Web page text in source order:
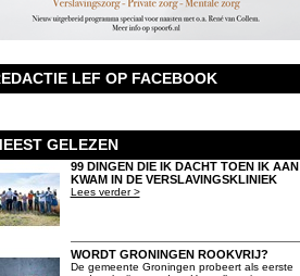
LEF OP FACEBOOK
GELEZEN
99 DINGEN DIE IK DACHT TOEN IK AAN
KWAM IN DE VERSLAVINGSKLINIEK
Lees verder >
WORDT GRONINGEN ROOKVRIJ?
De gemeente Groningen probeert als eerste